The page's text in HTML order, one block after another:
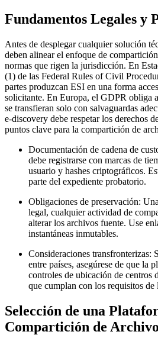
Fundamentos Legales y
Antes de desplegar cualquier solución
deben alinear el enfoque de
normas que rigen la jurisdicción. En
(1) de las Federal Rules of Civil
partes produzcan ESI en una forma
solicitante. En Europa, el GDPR obliga
se transfieran solo con salvaguardas
e‑discovery debe respetar los derechos
puntos clave para la compartición de
Documentación de cadena de
debe registrarse con marcas de
usuario y hashes criptográficos.
parte del expediente probatorio.
Obligaciones de preservación:
legal, cualquier actividad de
alterar los archivos fuente. Use
instantáneas inmutables.
Consideraciones transfronterizas:
entre países, asegúrese de que la
controles de ubicación de centros
que cumplan con los requisitos de
Selección de una
Compartición de